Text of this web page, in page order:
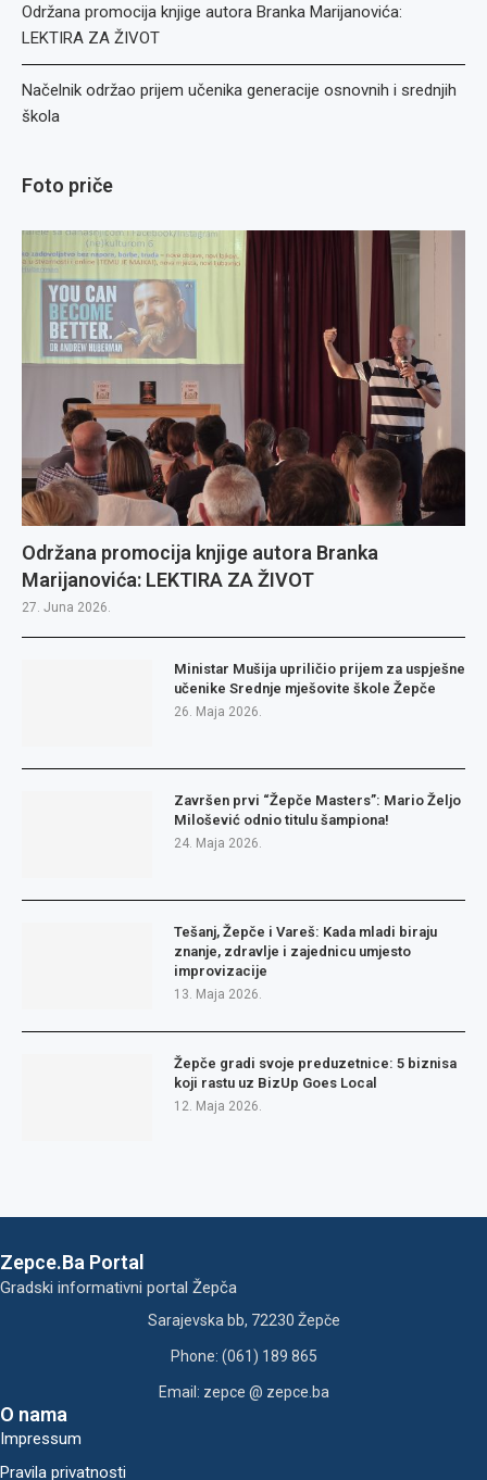
Održana promocija knjige autora Branka Marijanovića:
LEKTIRA ZA ŽIVOT
Načelnik održao prijem učenika generacije osnovnih i srednjih
škola
Foto priče
Održana promocija knjige autora Branka
Marijanovića: LEKTIRA ZA ŽIVOT
27. Juna 2026.
Ministar Mušija upriličio prijem za uspješne
učenike Srednje mješovite škole Žepče
26. Maja 2026.
Završen prvi “Žepče Masters”: Mario Željo
Milošević odnio titulu šampiona!
24. Maja 2026.
Tešanj, Žepče i Vareš: Kada mladi biraju
znanje, zdravlje i zajednicu umjesto
improvizacije
13. Maja 2026.
Žepče gradi svoje preduzetnice: 5 biznisa
koji rastu uz BizUp Goes Local
12. Maja 2026.
Zepce.Ba Portal
Gradski informativni portal Žepča
Sarajevska bb, 72230 Žepče
Phone: (061) 189 865
Email: zepce @ zepce.ba
O nama
Impressum
Pravila privatnosti